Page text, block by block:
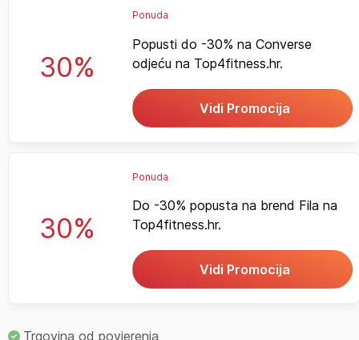
30%
Ponuda
Popusti do -30% na Converse
odjeću na Top4fitness.hr.
Vidi Promocija
30%
Ponuda
Do -30% popusta na brend Fila na
Top4fitness.hr.
Vidi Promocija
Trgovina od povjerenja